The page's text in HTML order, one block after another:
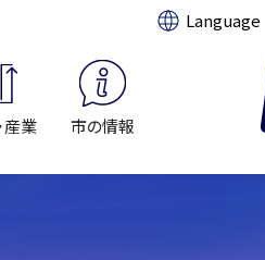
翻訳:
産業 市の情報